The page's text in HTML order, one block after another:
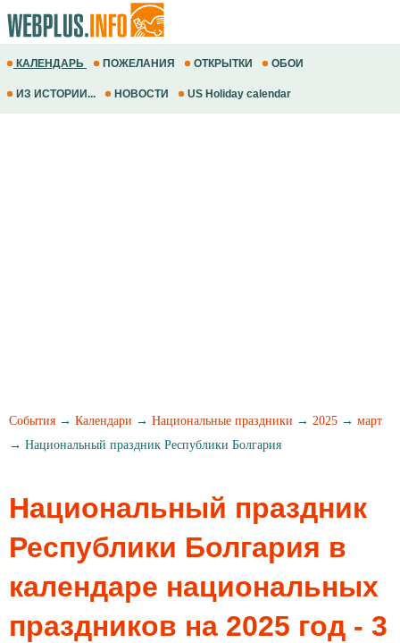
КАЛЕНДАРЬ ПОЖЕЛАНИЯ ОТКРЫТКИ ОБОИ
ИЗ ИСТОРИИ... НОВОСТИ US Holiday calendar
События → Календари → Национальные праздники → 2025 → март
→ Национальный праздник Республики Болгария
Национальный праздник
Республики Болгария в
календаре национальных
праздников на 2025 год - 3